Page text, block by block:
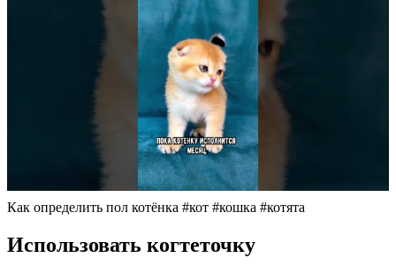
Как определить пол котёнка #кот #кошка #котята
Использовать когтеточку